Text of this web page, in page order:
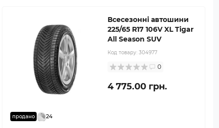
продано 24
Всесезонні автошини
225/65 R17 106V XL Tigar
All Season SUV
Код товару: 304977
0
4 775.00 грн.